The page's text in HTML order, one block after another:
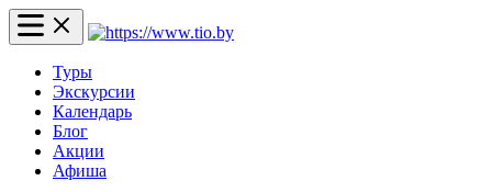
Туры
Экскурсии
Календарь
Блог
Акции
Афиша